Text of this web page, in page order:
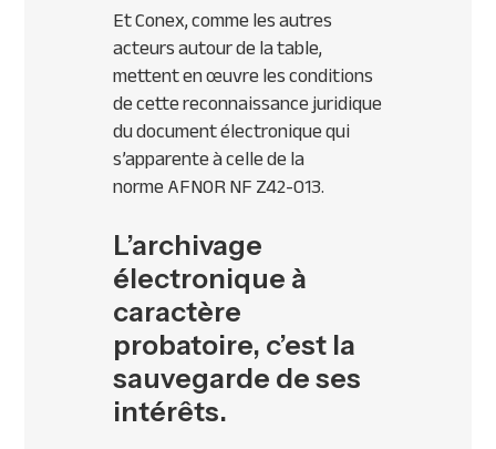
Et Conex, comme les autres
acteurs autour de la table,
mettent en œuvre les conditions
de cette reconnaissance juridique
du document électronique qui
s’apparente à celle de la
normeAFNORNF Z42-013.
L’archivage
électronique à
caractère
probatoire, c’est la
sauvegarde de ses
intérêts.